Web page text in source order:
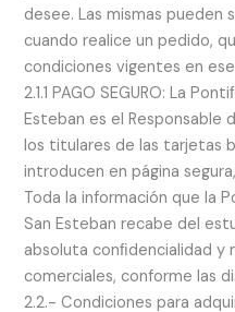
desee. Las mismas pueden
cuando realice un pedido,
condiciones vigentes en
2.1.1 PAGO SEGURO: La
Esteban es el Responsable
los titulares de las tarjetas
introducen en página
Toda la información que la
San Esteban recabe del
absoluta conﬁdencialidad y
comerciales, conforme las
2.2.- Condiciones para